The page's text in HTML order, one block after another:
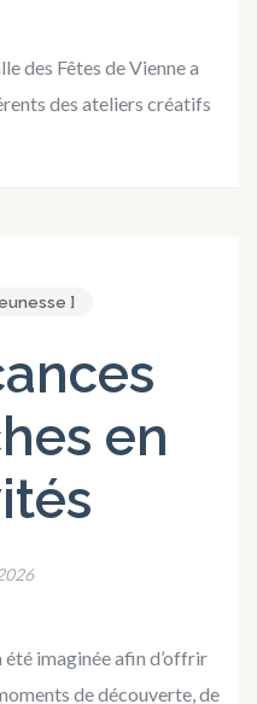
des Fêtes de Vienne a
des ateliers créatifs
]
en
imaginée afin d’offrir
de découverte, de